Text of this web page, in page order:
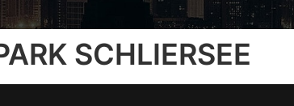
SCHLIERSEE